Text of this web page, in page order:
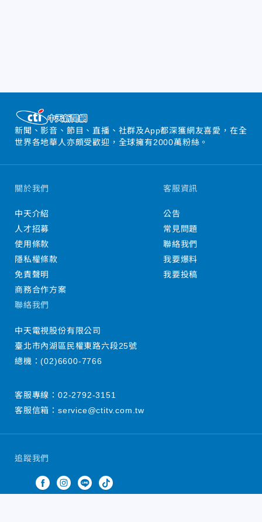
新聞、影音、節目、直播、社群及App都深獲網友喜愛，在全
世界各地華人亦頗受歡迎，全球擁有2000萬粉絲。
追蹤我們
關於我們
中天介紹
人才招募
使用條款
隱私權條款
免責聲明
商務合作方案
客服資訊
公告
常見問題
聯絡我們
我要爆料
我要投稿
聯絡我們
中天電視股份有限公司
臺北市內湖區民權東路六段25號
總機：(02)6600-7766
客服專線： 02-2792-3151
客服信箱： service@ctitv.com.tw